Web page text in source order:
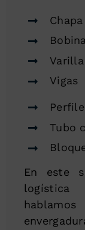
Chapa
Vigas
Tubo
En este